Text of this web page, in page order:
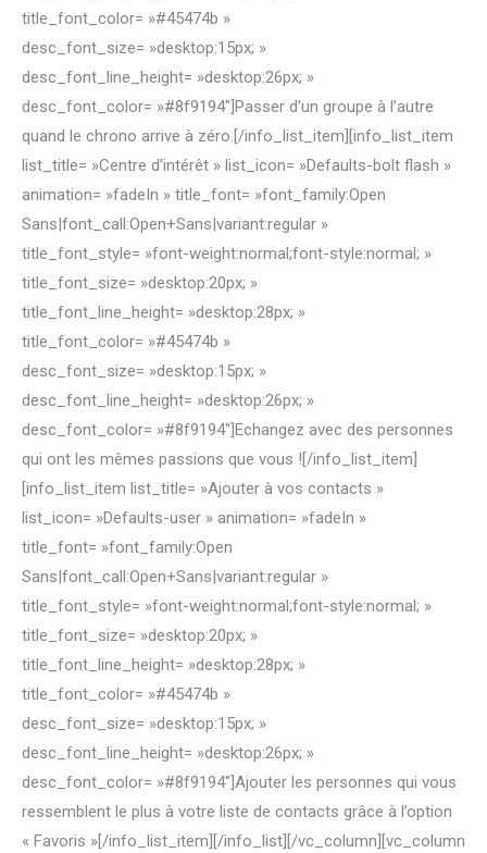
title_font_color= »#45474b »
desc_font_size= »desktop:15px; »
desc_font_line_height= »desktop:26px; »
desc_font_color= »#8f9194″]Passer d’un groupe à l’autre
quand le chrono arrive à zéro.[/info_list_item][info_list_item
list_title= »Centre d’intérêt » list_icon= »Defaults-bolt flash »
animation= »fadeIn » title_font= »font_family:Open
Sans|font_call:Open+Sans|variant:regular »
title_font_style= »font-weight:normal;font-style:normal; »
title_font_size= »desktop:20px; »
title_font_line_height= »desktop:28px; »
title_font_color= »#45474b »
desc_font_size= »desktop:15px; »
desc_font_line_height= »desktop:26px; »
desc_font_color= »#8f9194″]Echangez avec des personnes
qui ont les mêmes passions que vous ![/info_list_item]
[info_list_item list_title= »Ajouter à vos contacts »
list_icon= »Defaults-user » animation= »fadeIn »
title_font= »font_family:Open
Sans|font_call:Open+Sans|variant:regular »
title_font_style= »font-weight:normal;font-style:normal; »
title_font_size= »desktop:20px; »
title_font_line_height= »desktop:28px; »
title_font_color= »#45474b »
desc_font_size= »desktop:15px; »
desc_font_line_height= »desktop:26px; »
desc_font_color= »#8f9194″]Ajouter les personnes qui vous
ressemblent le plus à votre liste de contacts grâce à l’option
« Favoris »[/info_list_item][/info_list][/vc_column][vc_column